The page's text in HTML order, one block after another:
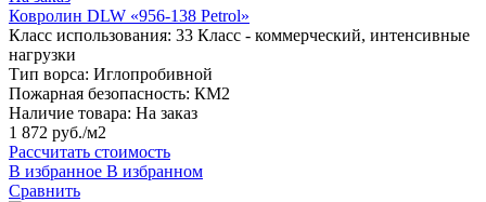
Ковролин DLW «956-138 Petrol»
Класс использования: 33 Класс - коммерческий, интенсивные
нагрузки
Тип ворса: Иглопробивной
Пожарная безопасность: КМ2
Наличие товара: На заказ
1 872 руб./м2
Рассчитать стоимость
В избранное В избранном
Сравнить